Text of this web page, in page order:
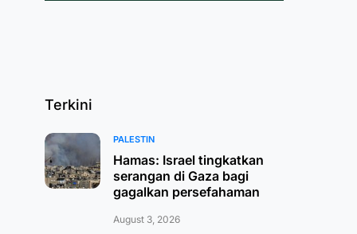
Terkini
PALESTIN
Hamas: Israel tingkatkan
serangan di Gaza bagi
gagalkan persefahaman
August 3, 2026